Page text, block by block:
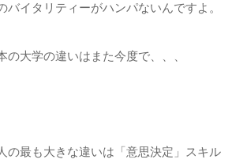
バイタリティーがハンパないんですよ。
の大学の違いはまた今度で、、、
の最も大きな違いは「意思決定」スキル